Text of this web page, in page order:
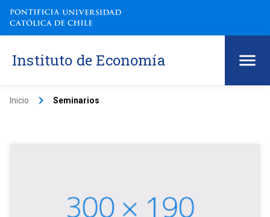
Instituto de Economía
Inicio keyboard_arrow_right Seminarios